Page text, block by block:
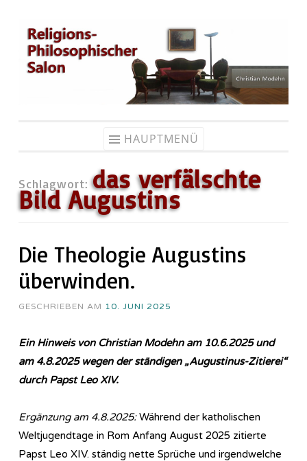
Zum
Inhalt
springen
HAUPTMENÜ
Schlagwort:das verfälschte
Bild Augustins
Die Theologie Augustins
überwinden.
GESCHRIEBEN AM 10. JUNI 2025
Ein Hinweis von Christian Modehn am 10.6.2025 und
am 4.8.2025 wegen der ständigen „Augustinus-Zitierei“
durch Papst Leo XIV.
Ergänzung am 4.8.2025:Während der katholischen
Weltjugendtage in Rom Anfang August 2025 zitierte
Papst Leo XIV. ständig nette Sprüche und irgendwelche